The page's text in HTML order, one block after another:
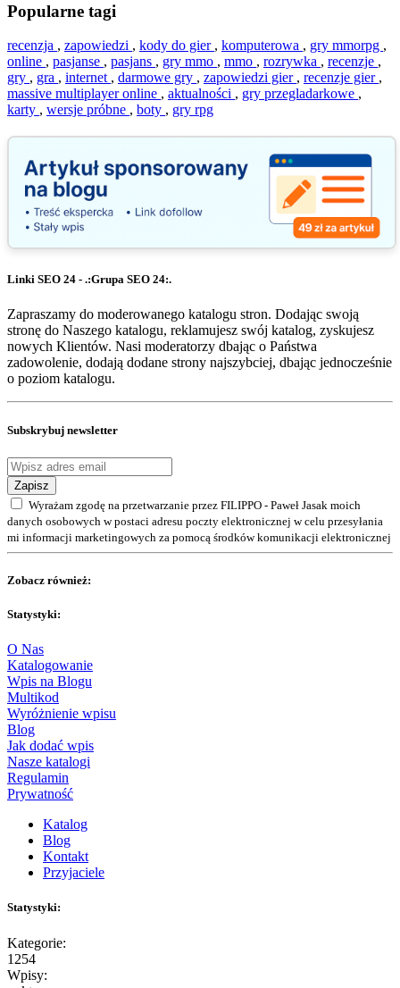
Popularne tagi
recenzja , zapowiedzi , kody do gier , komputerowa , gry mmorpg ,
online , pasjanse , pasjans , gry mmo , mmo , rozrywka , recenzje ,
gry , gra , internet , darmowe gry , zapowiedzi gier , recenzje gier ,
massive multiplayer online , aktualności , gry przegladarkowe ,
karty , wersje próbne , boty , gry rpg
Linki SEO 24 - .:Grupa SEO 24:.
Zapraszamy do moderowanego katalogu stron. Dodając swoją
stronę do Naszego katalogu, reklamujesz swój katalog, zyskujesz
nowych Klientów. Nasi moderatorzy dbając o Państwa
zadowolenie, dodają dodane strony najszybciej, dbając jednocześnie
o poziom katalogu.
Subskrybuj newsletter
Zapisz
Wyrażam zgodę na przetwarzanie przez FILIPPO - Paweł Jasak moich
danych osobowych w postaci adresu poczty elektronicznej w celu przesyłania
mi informacji marketingowych za pomocą środków komunikacji elektronicznej
Zobacz również:
Statystyki:
O Nas
Katalogowanie
Wpis na Blogu
Multikod
Wyróżnienie wpisu
Blog
Jak dodać wpis
Nasze katalogi
Regulamin
Prywatność
Katalog
Blog
Kontakt
Przyjaciele
Statystyki:
Kategorie:
1254
Wpisy: